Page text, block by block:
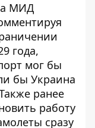
МИД
года,
мог бы
бы Украина
ранее
работу
сразу